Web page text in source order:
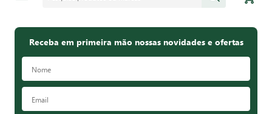
Receba em primeira mão nossas novidades e ofertas